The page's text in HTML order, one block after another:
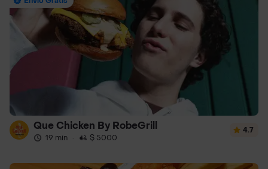
Que Chicken By RobeGrill
19 min · $ 5000
4.7